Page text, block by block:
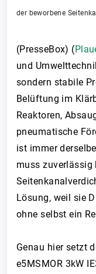
der beworbene
(PresseBox) (
und
sondern stabile
Belüftung im
Reaktoren,
pneumatische
ist immer
muss zuverlässig
Lösung, weil sie
ohne selbst ein
Genau hier setzt
e5MSMOR 3kW